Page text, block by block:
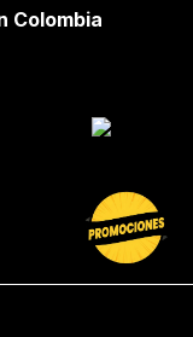
Colombia